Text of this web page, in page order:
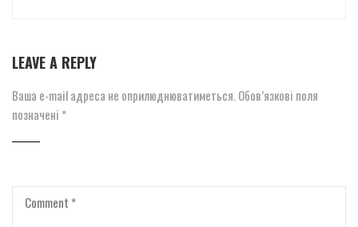
LEAVE A REPLY
Ваша e-mail адреса не оприлюднюватиметься. Обов’язкові поля
позначені *